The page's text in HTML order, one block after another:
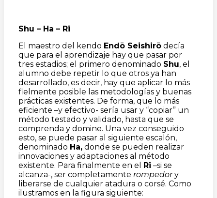
Shu – Ha – Ri
El maestro del kendo Endō Seishirō decía
que para el aprendizaje hay que pasar por
tres estadios; el primero denominado Shu, el
alumno debe repetir lo que otros ya han
desarrollado, es decir, hay que aplicar lo más
fielmente posible las metodologías y buenas
prácticas existentes. De forma, que lo más
eficiente –y efectivo- sería usar y “copiar” un
método testado y validado, hasta que se
comprenda y domine. Una vez conseguido
esto, se puede pasar al siguiente escalón,
denominado Ha, donde se pueden realizar
innovaciones y adaptaciones al método
existente. Para finalmente en el Ri –si se
alcanza-, ser completamente rompedory
liberarse de cualquier atadura o corsé. Como
ilustramos en la figura siguiente: